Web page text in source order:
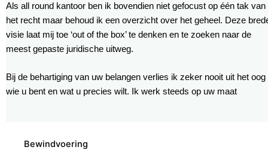
Bewindvoering
Als all round kantoor ben ik bovendien niet gefocust op één tak van
het recht maar behoud ik een overzicht over het geheel. Deze
visie laat mij toe ‘out of the box’ te denken en te zoeken naar de
meest gepaste juridische uitweg.
Bij de behartiging van uw belangen verlies ik zeker nooit uit het oog
wie u bent en wat u precies wilt. Ik werk steeds op uw maat